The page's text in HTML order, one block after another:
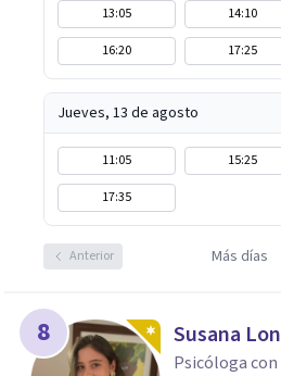
13:05 14:10
16:20
17:25
Jueves, 13 de agosto
11:05 15:25
17:35
Anterior Más días
8 Susana
Psicóloga